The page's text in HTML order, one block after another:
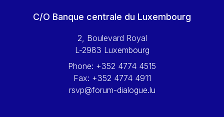
Wolfgang Ketterle
Yossi Beillin
Yves FRANCHET
C/O Banque centrale du Luxembourg
2, Boulevard Royal
L-2983 Luxembourg
Phone: +352 4774 4515
Fax: +352 4774 4911
rsvp@forum-dialogue.lu